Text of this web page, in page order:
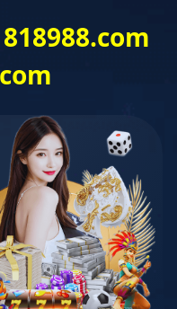
您值得信赖的环保
收 排污许可证 应急